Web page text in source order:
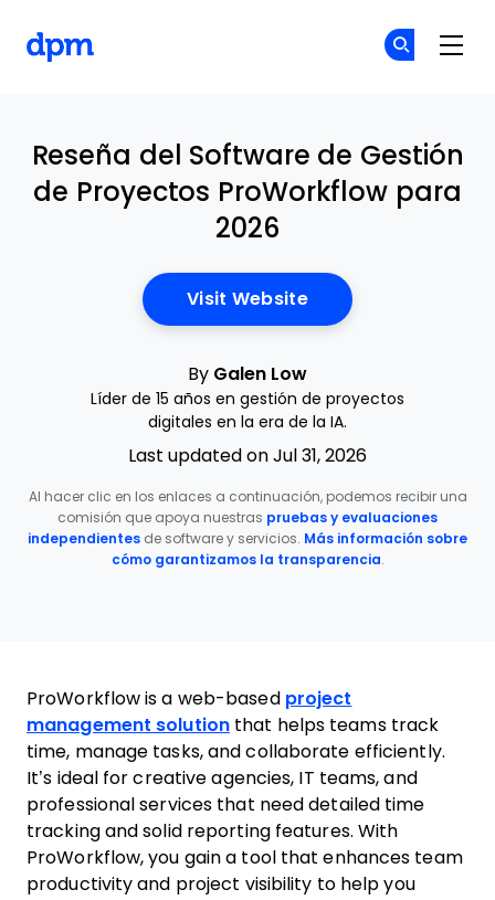
Reseña del Software de Gestión
de Proyectos ProWorkflow para
2026
Visit WebsiteOpens New Window
By Galen Low
Líder de 15 años en gestión de proyectos
digitales en la era de la IA.
Last updated on Jul 31, 2026
Al hacer clic en los enlaces a continuación, podemos recibir una
comisión que apoya nuestras pruebas y evaluaciones
independientes de software y servicios. Más información sobre
cómo garantizamos la transparencia.
ProWorkflow is a web-based project
management solutionthat helps teams track
time, manage tasks, and collaborate efficiently.
It’s ideal for creative agencies, IT teams, and
professional services that need detailed time
tracking and solid reporting features. With
ProWorkflow, you gain a tool that enhances team
productivity and project visibility to help you